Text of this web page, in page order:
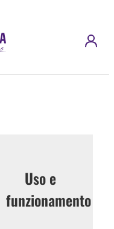
Uso e
funzionamento